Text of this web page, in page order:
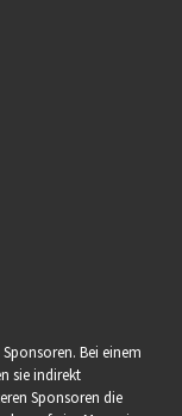
Bei einem
sie indirekt
Sponsoren die